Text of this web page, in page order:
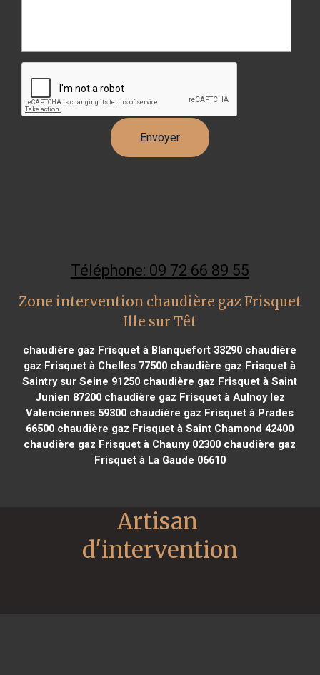
Téléphone: 09 72 66 89 55
Zone intervention chaudière gaz Frisquet
Ille sur Têt
chaudière gaz Frisquet à Blanquefort 33290 chaudière
gaz Frisquet à Chelles 77500 chaudière gaz Frisquet à
Saintry sur Seine 91250 chaudière gaz Frisquet à Saint
Junien 87200chaudière gaz Frisquet à Aulnoy lez
Valenciennes 59300 chaudière gaz Frisquet à Prades
66500 chaudière gaz Frisquet à Saint Chamond 42400
chaudière gaz Frisquet à Chauny 02300 chaudière gaz
Frisquet à La Gaude 06610
Artisan
d'intervention